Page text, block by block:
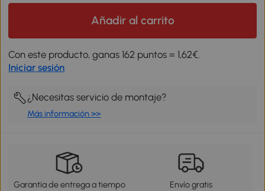
Añadir al carrito
Con este producto, ganas 162 puntos = 1,62€.
Iniciar sesión
¿Necesitas servicio de montaje?
Más información >>
Garantía de entrega a tiempo Envío gratis